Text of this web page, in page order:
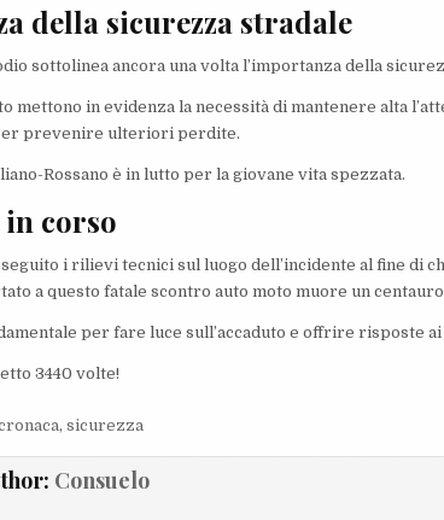
della sicurezza stradale
sottolinea ancora una volta l’importanza della
mettono in evidenza la necessità di mantenere alta
prevenire ulteriori perdite.
Rossano è in lutto per la giovane vita spezzata.
corso
i rilievi tecnici sul luogo dell’incidente al fine di
a questo fatale scontro auto moto muore un
per fare luce sull’accaduto e offrire risposte
3440 volte!
,sicurezza
Consuelo